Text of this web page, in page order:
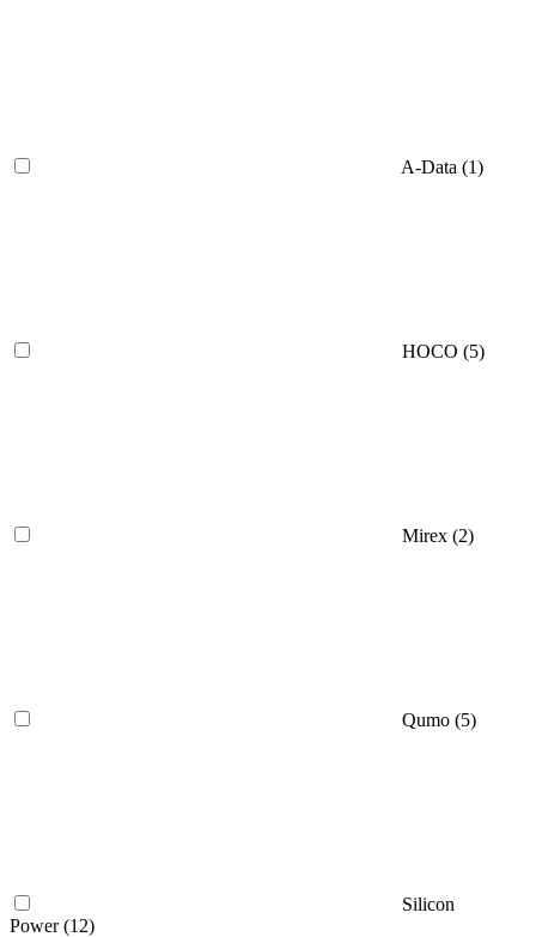
A-Data (1)
HOCO (5)
Mirex (2)
Qumo (5)
Silicon
Power (12)